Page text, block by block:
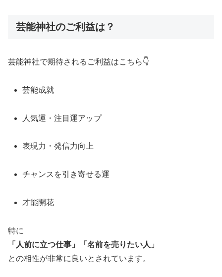
芸能神社のご利益は？
芸能神社で期待されるご利益はこちら👇
芸能成就
人気運・注目運アップ
表現力・発信力向上
チャンスを引き寄せる運
才能開花
特に
「人前に立つ仕事」「名前を売りたい人」
との相性が非常に良いとされています。